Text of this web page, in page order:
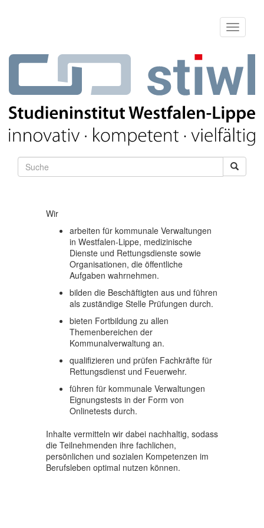
Wir
arbeiten für kommunale Verwaltungen
in Westfalen-Lippe, medizinische
Dienste und Rettungsdienste sowie
Organisationen, die öffentliche
Aufgaben wahrnehmen.
bilden die Beschäftigten aus und führen
als zuständige Stelle Prüfungen durch.
bieten Fortbildung zu allen
Themenbereichen der
Kommunalverwaltung an.
qualifizieren und prüfen Fachkräfte für
Rettungsdienst und Feuerwehr.
führen für kommunale Verwaltungen
Eignungstests in der Form von
Onlinetests durch.
Inhalte vermitteln wir dabei nachhaltig, sodass
die Teilnehmenden ihre fachlichen,
persönlichen und sozialen Kompetenzen im
Berufsleben optimal nutzen können.